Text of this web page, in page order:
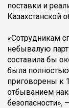
поставки и
Казахстанской
«Сотрудникам
небывалую
составила бы
была
приговорены к
отбыванием